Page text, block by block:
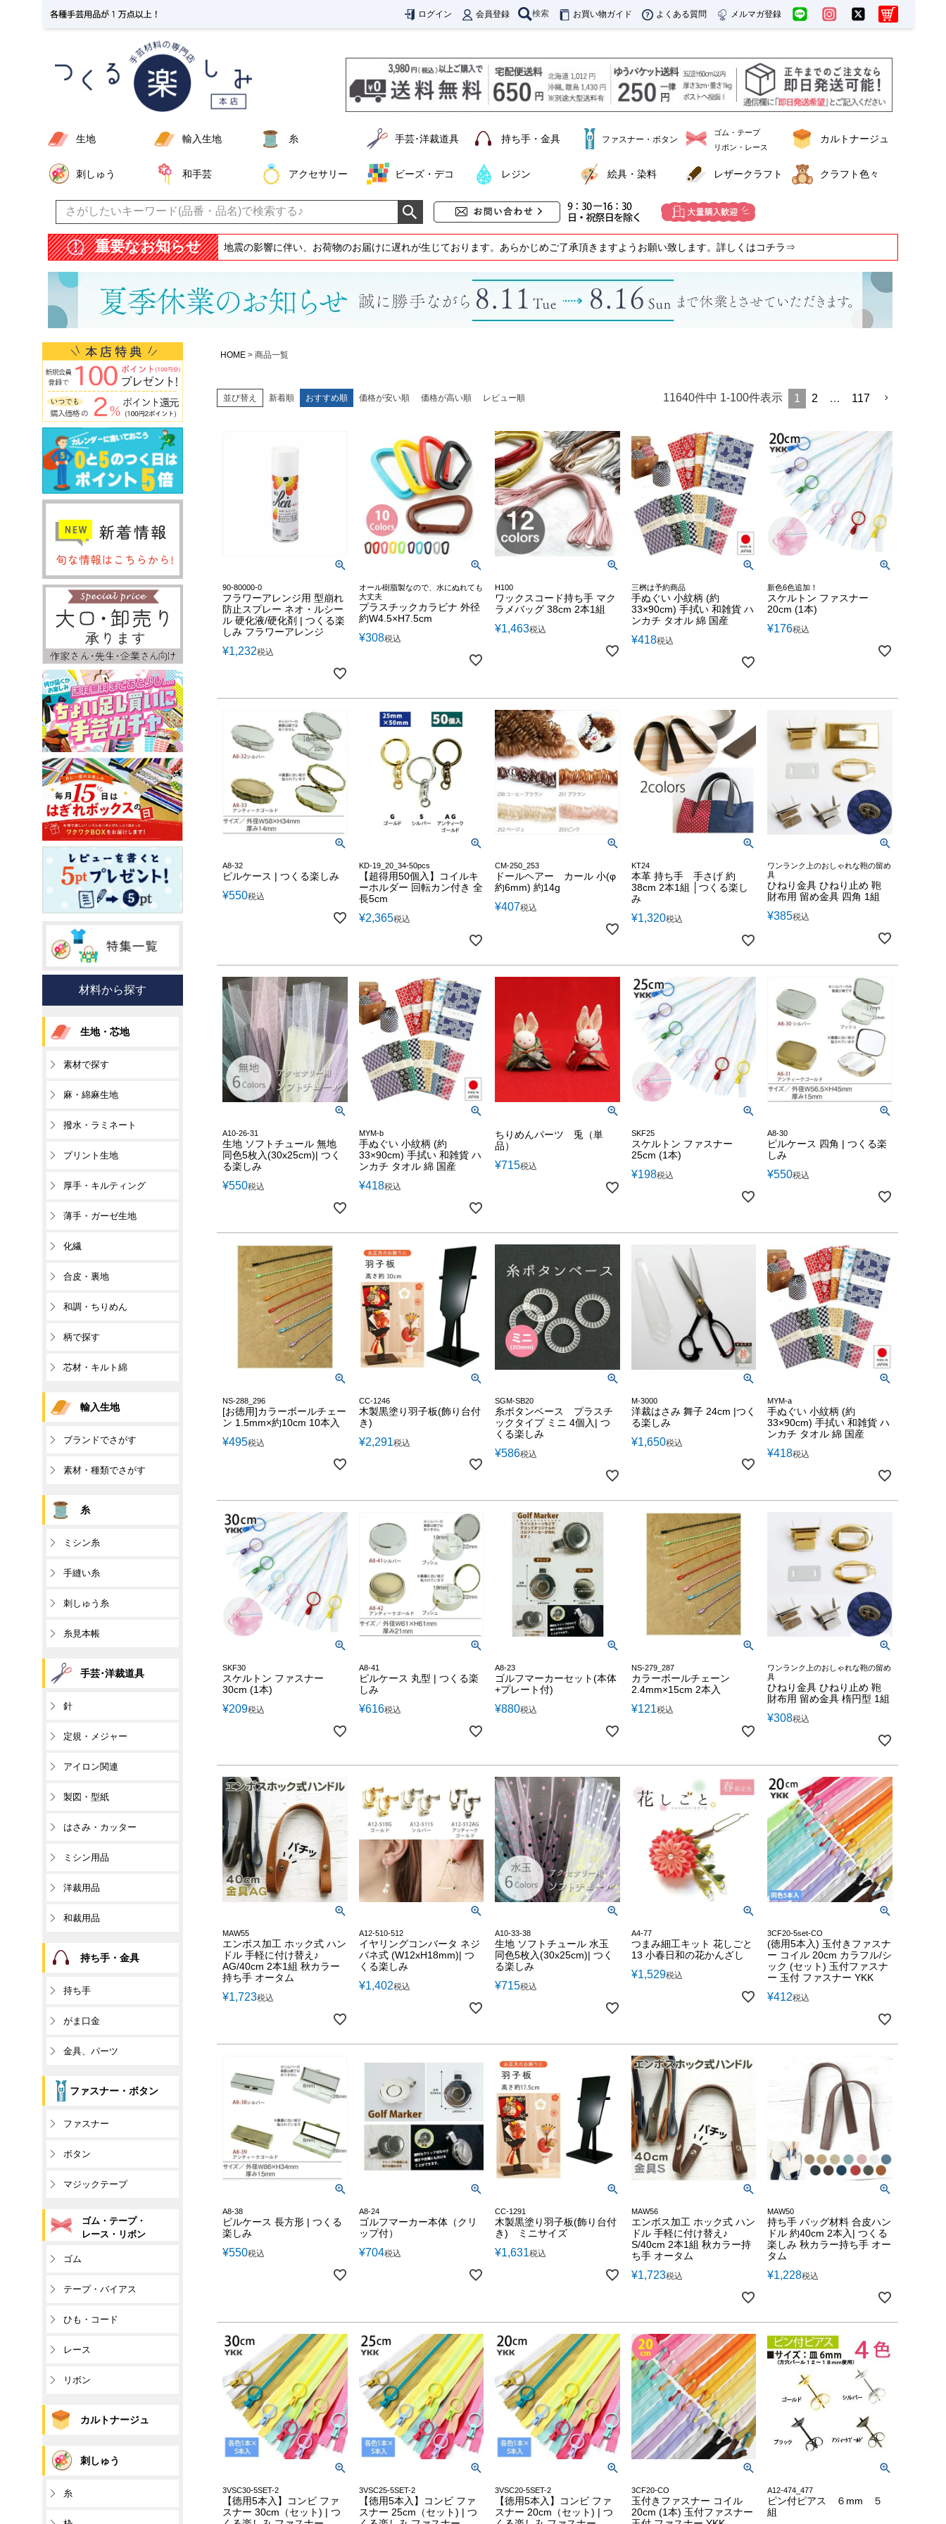
ログイン 会員登録 検索 お買い物ガイド よくある質問 メルマガ登録
生地 輸入生地 糸 手芸･洋裁道具 持ち手・金具 ファスナー・ボタン
ゴム・テープ
リボン・レース
カルトナージュ
刺しゅう 和手芸 アクセサリー ビーズ・デコ レジン 絵具・染料 レザークラフト クラフト色々
重要なお知らせ 地震の影響に伴い、お荷物のお届けに遅れが生じております。あらかじめご了承頂きますようお願い致します。詳しくはコチラ⇒
HOME 商品一覧
並び替え 新着順 おすすめ順 価格が安い順 価格が高い順 レビュー順 11640件中 1-100件表示 1 2 … 117
90-80000-0
フラワーアレンジ用 型崩れ
防止スプレー ネオ・ルシー
ル 硬化液/硬化剤 | つくる楽
しみ フラワーアレンジ
¥1,232税込
オール樹脂製なので、水にぬれても
大丈夫
プラスチックカラビナ 外径
約W4.5×H7.5cm
¥308税込
H100
ワックスコード持ち手 マク
ラメバッグ 38cm 2本1組
¥1,463税込
三桝は予約商品
手ぬぐい 小紋柄 (約
33×90cm) 手拭い 和雑貨 ハ
ンカチ タオル 綿 国産
¥418税込
新色6色追加！
スケルトン ファスナー
20cm (1本)
¥176税込
A8-32
ピルケース | つくる楽しみ
¥550税込
KD-19_20_34-50pcs
【超得用50個入】コイルキ
ーホルダー 回転カン付き 全
長5cm
¥2,365税込
CM-250_253
ドールヘアー カール 小(φ
約6mm) 約14g
¥407税込
KT24
本革 持ち手 手さげ 約
38cm 2本1組 │つくる楽し
み
¥1,320税込
ワンランク上のおしゃれな鞄の留め
具
ひねり金具 ひねり止め 鞄
財布用 留め金具 四角 1組
¥385税込
A10-26-31
生地 ソフトチュール 無地
同色5枚入(30x25cm)| つく
る楽しみ
¥550税込
MYM-b
手ぬぐい 小紋柄 (約
33×90cm) 手拭い 和雑貨 ハ
ンカチ タオル 綿 国産
¥418税込
ちりめんパーツ 兎（単
品）
¥715税込
SKF25
スケルトン ファスナー
25cm (1本)
¥198税込
A8-30
ピルケース 四角 | つくる楽
しみ
¥550税込
NS-288_296
[お徳用]カラーボールチェー
ン 1.5mm×約10cm 10本入
¥495税込
CC-1246
木製黒塗り羽子板(飾り台付
き)
¥2,291税込
SGM-SB20
糸ボタンベース プラスチ
ックタイプ ミニ 4個入| つ
くる楽しみ
¥586税込
M-3000
洋裁はさみ 舞子 24cm |つく
る楽しみ
¥1,650税込
MYM-a
手ぬぐい 小紋柄 (約
33×90cm) 手拭い 和雑貨 ハ
ンカチ タオル 綿 国産
¥418税込
SKF30
スケルトン ファスナー
30cm (1本)
¥209税込
A8-41
ピルケース 丸型 | つくる楽
しみ
¥616税込
A8-23
ゴルフマーカーセット(本体
+プレート付)
¥880税込
NS-279_287
カラーボールチェーン
2.4mm×15cm 2本入
¥121税込
ワンランク上のおしゃれな鞄の留め
具
ひねり金具 ひねり止め 鞄
財布用 留め金具 楕円型 1組
¥308税込
MAW55
エンボス加工 ホック式 ハン
ドル 手軽に付け替え♪
AG/40cm 2本1組 秋カラー
持ち手 オータム
¥1,723税込
A12-510-512
イヤリングコンバータ ネジ
バネ式 (W12xH18mm)| つ
くる楽しみ
¥1,402税込
A10-33-38
生地 ソフトチュール 水玉
同色5枚入(30x25cm)| つく
る楽しみ
¥715税込
A4-77
つまみ細工キット 花しごと
13 小春日和の花かんざし
¥1,529税込
3CF20-5set-CO
(徳用5本入) 玉付きファスナ
ー コイル 20cm カラフル/シ
ック (セット) 玉付ファスナ
ー 玉付 ファスナー YKK
¥412税込
A8-38
ピルケース 長方形 | つくる
楽しみ
¥550税込
A8-24
ゴルフマーカー本体（クリ
ップ付）
¥704税込
CC-1291
木製黒塗り羽子板(飾り台付
き) ミニサイズ
¥1,631税込
MAW56
エンボス加工 ホック式 ハン
ドル 手軽に付け替え♪
S/40cm 2本1組 秋カラー持
ち手 オータム
¥1,723税込
MAW50
持ち手 バッグ材料 合皮ハン
ドル 約40cm 2本入| つくる
楽しみ 秋カラー持ち手 オー
タム
¥1,228税込
3VSC30-5SET-2
【徳用5本入】コンビ ファ
スナー 30cm（セット) | つ
3VSC25-5SET-2
【徳用5本入】コンビ ファ
スナー 25cm（セット) | つ
3VSC20-5SET-2
【徳用5本入】コンビ ファ
スナー 20cm（セット) | つ
3CF20-CO
玉付きファスナー コイル
20cm (1本) 玉付ファスナー
A12-474_477
ピン付ピアス ６mm ５
組
材料から探す
生地・芯地
素材で探す
麻・綿麻生地
撥水・ラミネート
プリント生地
厚手・キルティング
薄手・ガーゼ生地
化繊
合皮・裏地
和調・ちりめん
柄で探す
芯材・キルト綿
輸入生地
ブランドでさがす
素材・種類でさがす
糸
ミシン糸
手縫い糸
刺しゅう糸
糸見本帳
手芸･洋裁道具
針
定規・メジャー
アイロン関連
製図・型紙
はさみ・カッター
ミシン用品
洋裁用品
和裁用品
持ち手・金具
持ち手
がま口金
金具、パーツ
ファスナー・ボタン
ファスナー
ボタン
マジックテープ
ゴム・テープ・
レース・リボン
ゴム
テープ・バイアス
ひも・コード
レース
リボン
カルトナージュ
刺しゅう
糸